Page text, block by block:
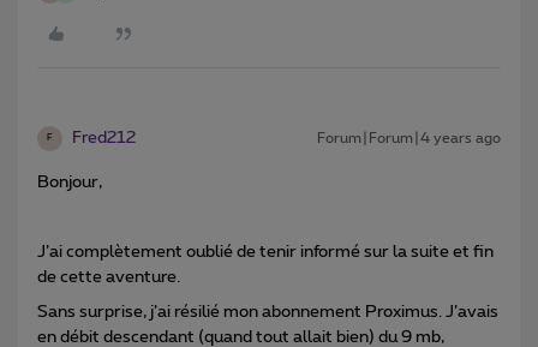
F Fred212 Forum|Forum|4 years ago
Bonjour,
J’ai complètement oublié de tenir informé sur la suite et fin
de cette aventure.
Sans surprise, j’ai résilié mon abonnement Proximus. J’avais
en débit descendant (quand tout allait bien) du 9 mb,